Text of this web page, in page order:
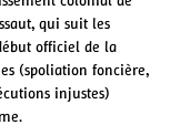
qui suit les
officiel de la
(spoliation foncière,
injustes)